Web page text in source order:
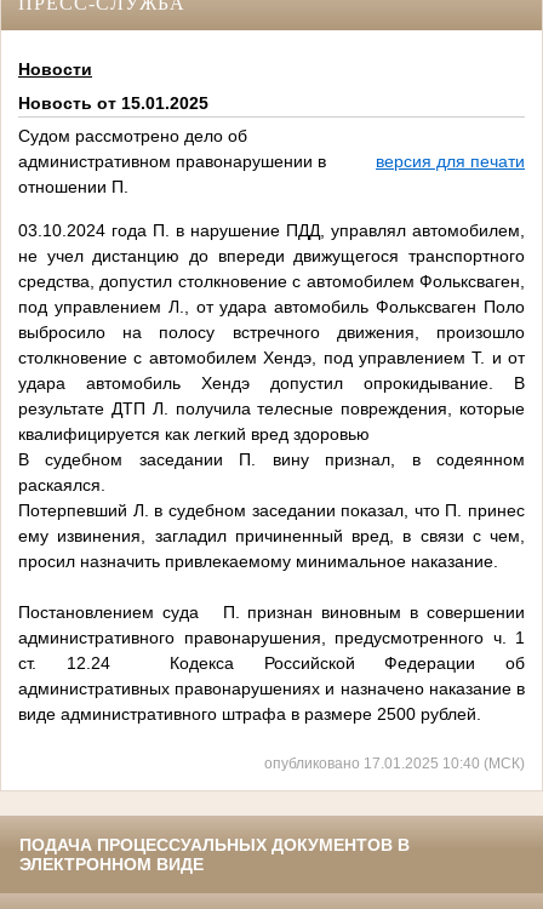
Новости
Новость от 15.01.2025
Судом рассмотрено дело об
административном правонарушении в
отношении П.
версия для печати
03.10.2024 года П. в нарушение ПДД, управлял автомобилем,
не учел дистанцию до впереди движущегося транспортного
средства, допустил столкновение с автомобилем Фольксваген,
под управлением Л., от удара автомобиль Фольксваген Поло
выбросило на полосу встречного движения, произошло
столкновение с автомобилем Хендэ, под управлением Т. и от
удара автомобиль Хендэ допустил опрокидывание. В
результате ДТП Л. получила телесные повреждения, которые
квалифицируется как легкий вред здоровью
В судебном заседании П. вину признал, в содеянном
раскаялся.
Потерпевший Л. в судебном заседании показал, что П. принес
ему извинения, загладил причиненный вред, в связи с чем,
просил назначить привлекаемому минимальное наказание.
Постановлением суда
П. признан виновным в совершении
административного правонарушения, предусмотренного ч. 1
ст. 12.24 Кодекса Российской Федерации об
административных правонарушениях и назначено наказание в
виде административного штрафа в размере 2500 рублей.
опубликовано 17.01.2025 10:40 (МСК)
ПОДАЧА ПРОЦЕССУАЛЬНЫХ ДОКУМЕНТОВ В
ЭЛЕКТРОННОМ ВИДЕ